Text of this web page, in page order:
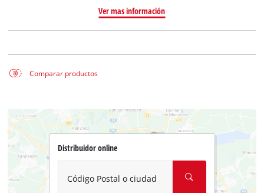
Ver mas información
Comparar productos
Distribuidor online
Código Postal o ciudad